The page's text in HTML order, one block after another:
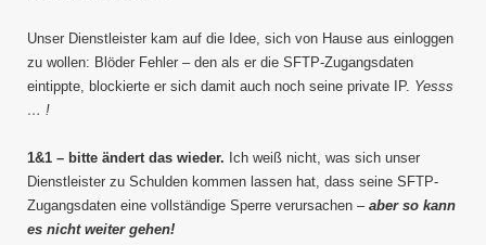
Unser Dienstleister kam auf die Idee, sich von Hause aus einloggen
zu wollen: Blöder Fehler – den als er die SFTP-Zugangsdaten
eintippte, blockierte er sich damit auch noch seine private IP. Yesss
… !
1&1 – bitte ändert das wieder. Ich weiß nicht, was sich unser
Dienstleister zu Schulden kommen lassen hat, dass seine SFTP-
Zugangsdaten eine vollständige Sperre verursachen – aber so kann
es nicht weiter gehen!